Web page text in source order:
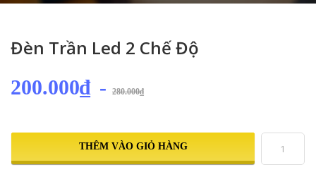
Đèn Trần Led 2 Chế Độ
200.000₫ - 280.000₫
THÊM VÀO GIỎ HÀNG